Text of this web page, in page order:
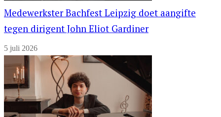
Medewerkster Bachfest Leipzig doet aangifte
tegen dirigent John Eliot Gardiner
5 juli 2026